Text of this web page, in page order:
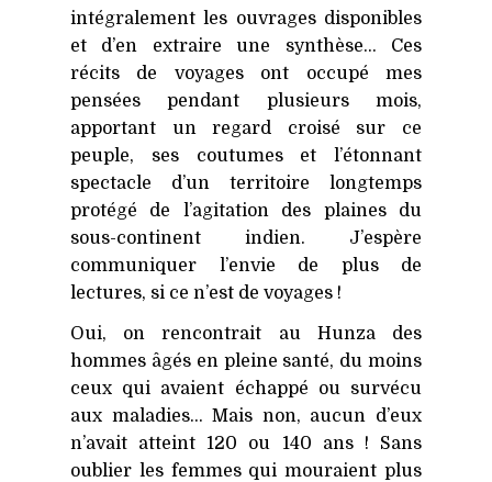
intégralement les ouvrages disponibles
et d’en extraire une synthèse… Ces
récits de voyages ont occupé mes
pensées pendant plusieurs mois,
apportant un regard croisé sur ce
peuple, ses coutumes et l’étonnant
spectacle d’un territoire longtemps
protégé de l’agitation des plaines du
sous-continent indien. J’espère
communiquer l’envie de plus de
lectures, si ce n’est de voyages !
Oui, on rencontrait au Hunza des
hommes âgés en pleine santé, du moins
ceux qui avaient échappé ou survécu
aux maladies… Mais non, aucun d’eux
n’avait atteint 120 ou 140 ans ! Sans
oublier les femmes qui mouraient plus